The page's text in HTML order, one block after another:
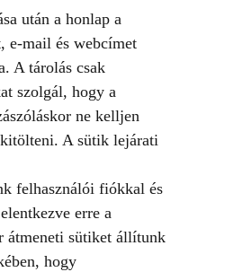
után a honlap a
e-mail és webcímet
A tárolás csak
szolgál, hogy a
ne kelljen
A sütik lejárati
felhasználói fiókkal és
erre a
átmeneti sütiket állítunk
hogy